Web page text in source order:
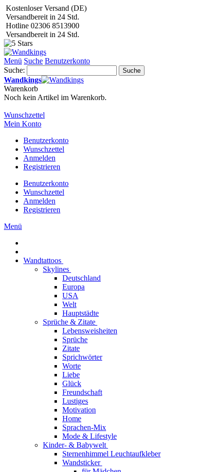
Kostenloser Versand (DE)
Versandbereit in 24 Std.
Hotline 02306 8513900
Versandbereit in 24 Std.
Menü Suche Benutzerkonto
Suche:
Suche
Wandkings
Warenkorb
Noch kein Artikel im Warenkorb.
Wunschzettel
Mein Konto
Benutzerkonto
Wunschzettel
Anmelden
Registrieren
Benutzerkonto
Wunschzettel
Anmelden
Registrieren
Menü
Wandtattoos
Skylines
Deutschland
Europa
USA
Welt
Hauptstädte
Sprüche & Zitate
Lebensweisheiten
Sprüche
Zitate
Sprichwörter
Worte
Liebe
Glück
Freundschaft
Lustiges
Motivation
Home
Sprachen-Mix
Mode & Lifestyle
Kinder- & Babywelt
Sternenhimmel Leuchtaufkleber
Wandsticker